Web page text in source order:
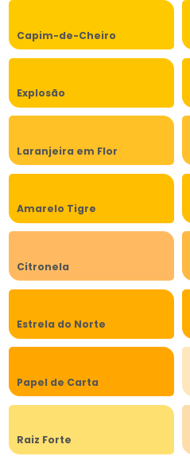
Capim-de-Cheiro
Explosão
Laranjeira em Flor
Amarelo Tigre
Citronela
Estrela do Norte
Papel de Carta
Raiz Forte